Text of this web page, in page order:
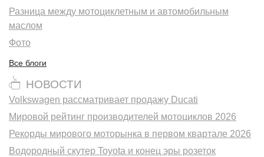
Разница между мотоциклетным и автомобильным
маслом
Фото
Все блоги
НОВОСТИ
Volkswagen рассматривает продажу Ducati
Мировой рейтинг производителей мотоциклов 2026
Рекорды мирового моторынка в первом квартале 2026
Водородный скутер Toyota и конец эры розеток